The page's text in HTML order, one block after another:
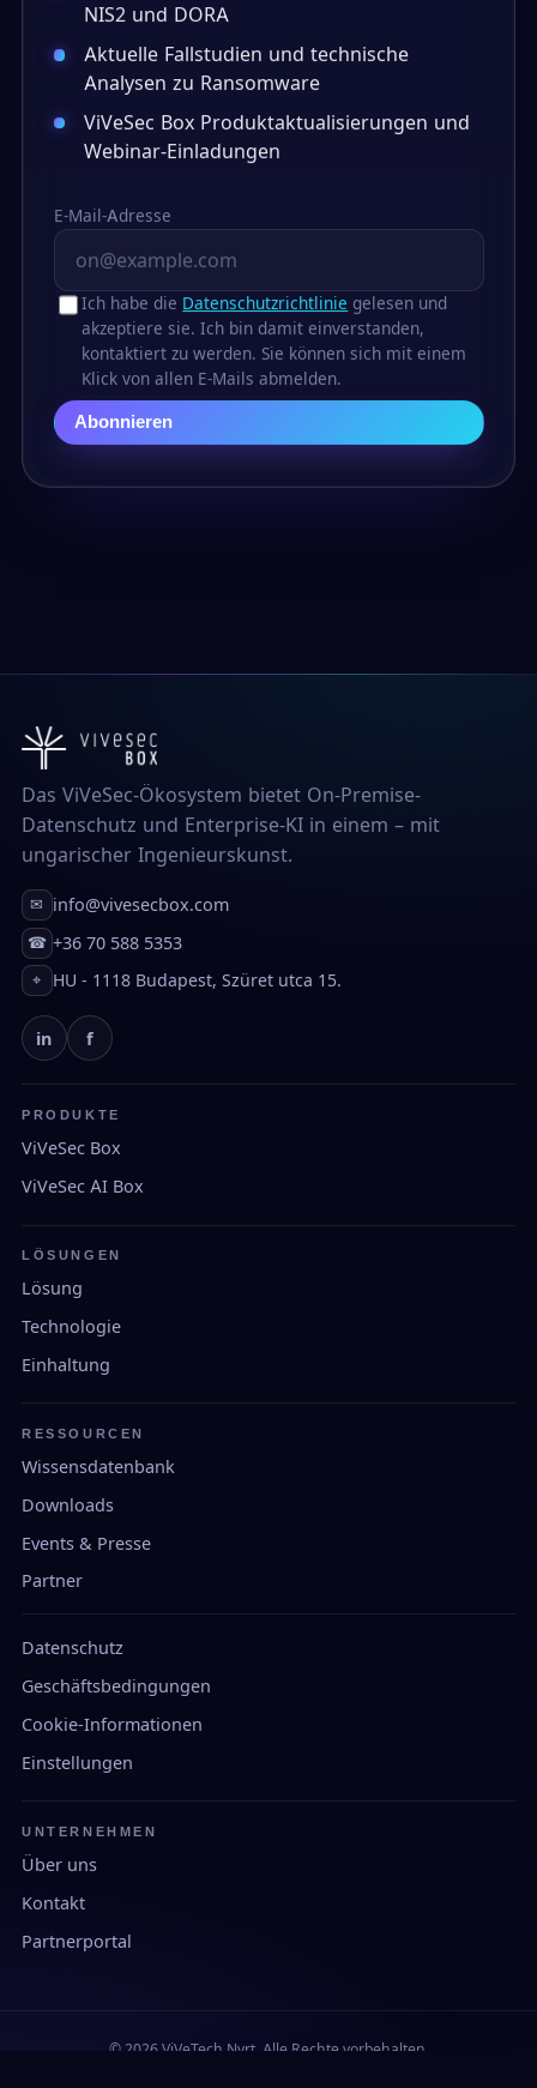
NIS2 und DORA
Aktuelle Fallstudien und technische
Analysen zu Ransomware
ViVeSec Box Produktaktualisierungen und
Webinar-Einladungen
E-Mail-Adresse
Ich habe die Datenschutzrichtlinie gelesen und
akzeptiere sie. Ich bin damit einverstanden,
kontaktiert zu werden. Sie können sich mit einem
Klick von allen E-Mails abmelden.
Abonnieren
Das ViVeSec-Ökosystem bietet On-Premise-
Datenschutz und Enterprise-KI in einem – mit
ungarischer Ingenieurskunst.
✉ info@vivesecbox.com
☎ +36 70 588 5353
⌖ HU - 1118 Budapest, Szüret utca 15.
in f
PRODUKTE
ViVeSec Box
ViVeSec AI Box
LÖSUNGEN
Lösung
Technologie
Einhaltung
RESSOURCEN
Wissensdatenbank
Downloads
Events & Presse
Partner
Datenschutz
Geschäftsbedingungen
Cookie-Informationen
Einstellungen
UNTERNEHMEN
Über uns
Kontakt
Partnerportal
© 2026 ViVeTech Nyrt. Alle Rechte vorbehalten.